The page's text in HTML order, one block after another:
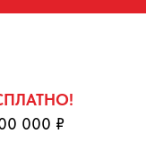
000 ₽